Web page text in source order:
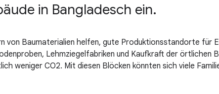
in Bangladesch ein.
von Baumaterialien helfen, gute Produktionsstandorte für
Lehmziegelfabriken und Kaufkraft der örtlichen
weniger CO2. Mit diesen Blöcken könnten sich viele